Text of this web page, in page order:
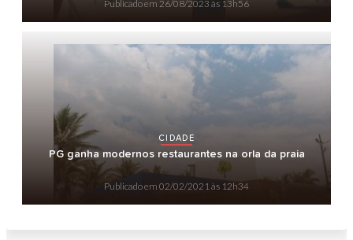
Publicado em 26/08/2023 às 13h56
CIDADE
PG ganha modernos restaurantes na orla da praia
Publicado em 02/02/2021 às 12h34